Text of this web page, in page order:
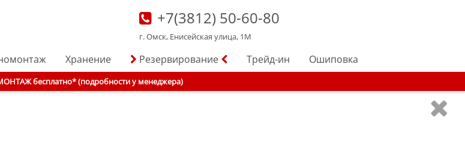
+7(3812) 50-60-80
г. Омск, Енисейская улица, 1М
Хранение Резервирование Трейд-ин Ошиповка
бесплатно* (подробности у менеджера)